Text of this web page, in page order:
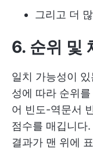
그리고 더
6. 순위 및
일치 가능성이
성에 따라 순위
어 빈도-역문서
점수를 매깁니다
결과가 맨 위에